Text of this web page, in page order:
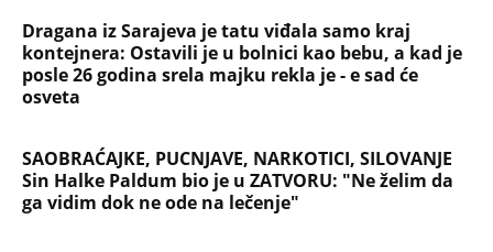
Dragana iz Sarajeva je tatu viđala samo kraj
kontejnera: Ostavili je u bolnici kao bebu, a kad je
posle 26 godina srela majku rekla je - e sad će
osveta
SAOBRAĆAJKE, PUCNJAVE, NARKOTICI, SILOVANJE
Sin Halke Paldum bio je u ZATVORU: "Ne želim da
ga vidim dok ne ode na lečenje"